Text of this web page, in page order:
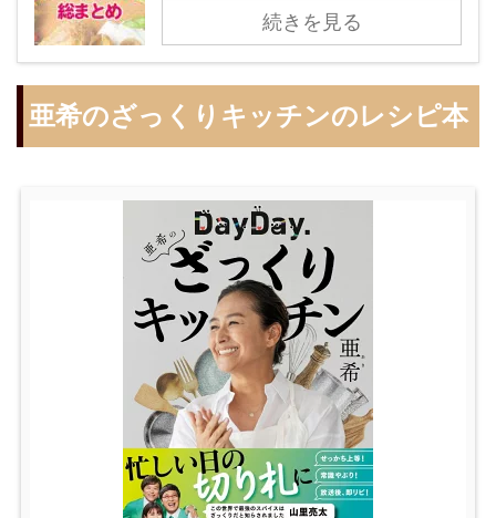
続きを見る
亜希のざっくりキッチンのレシピ本